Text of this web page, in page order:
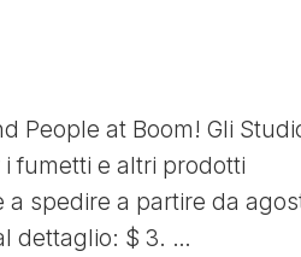
People at Boom! Gli
fumetti e altri prodotti
spedire a partire da
dettaglio: $ 3. …